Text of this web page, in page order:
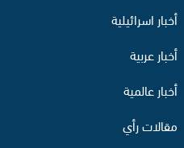
أخبار اسرائيلية
أخبار عربية
أخبار عالمية
مقالات رأي